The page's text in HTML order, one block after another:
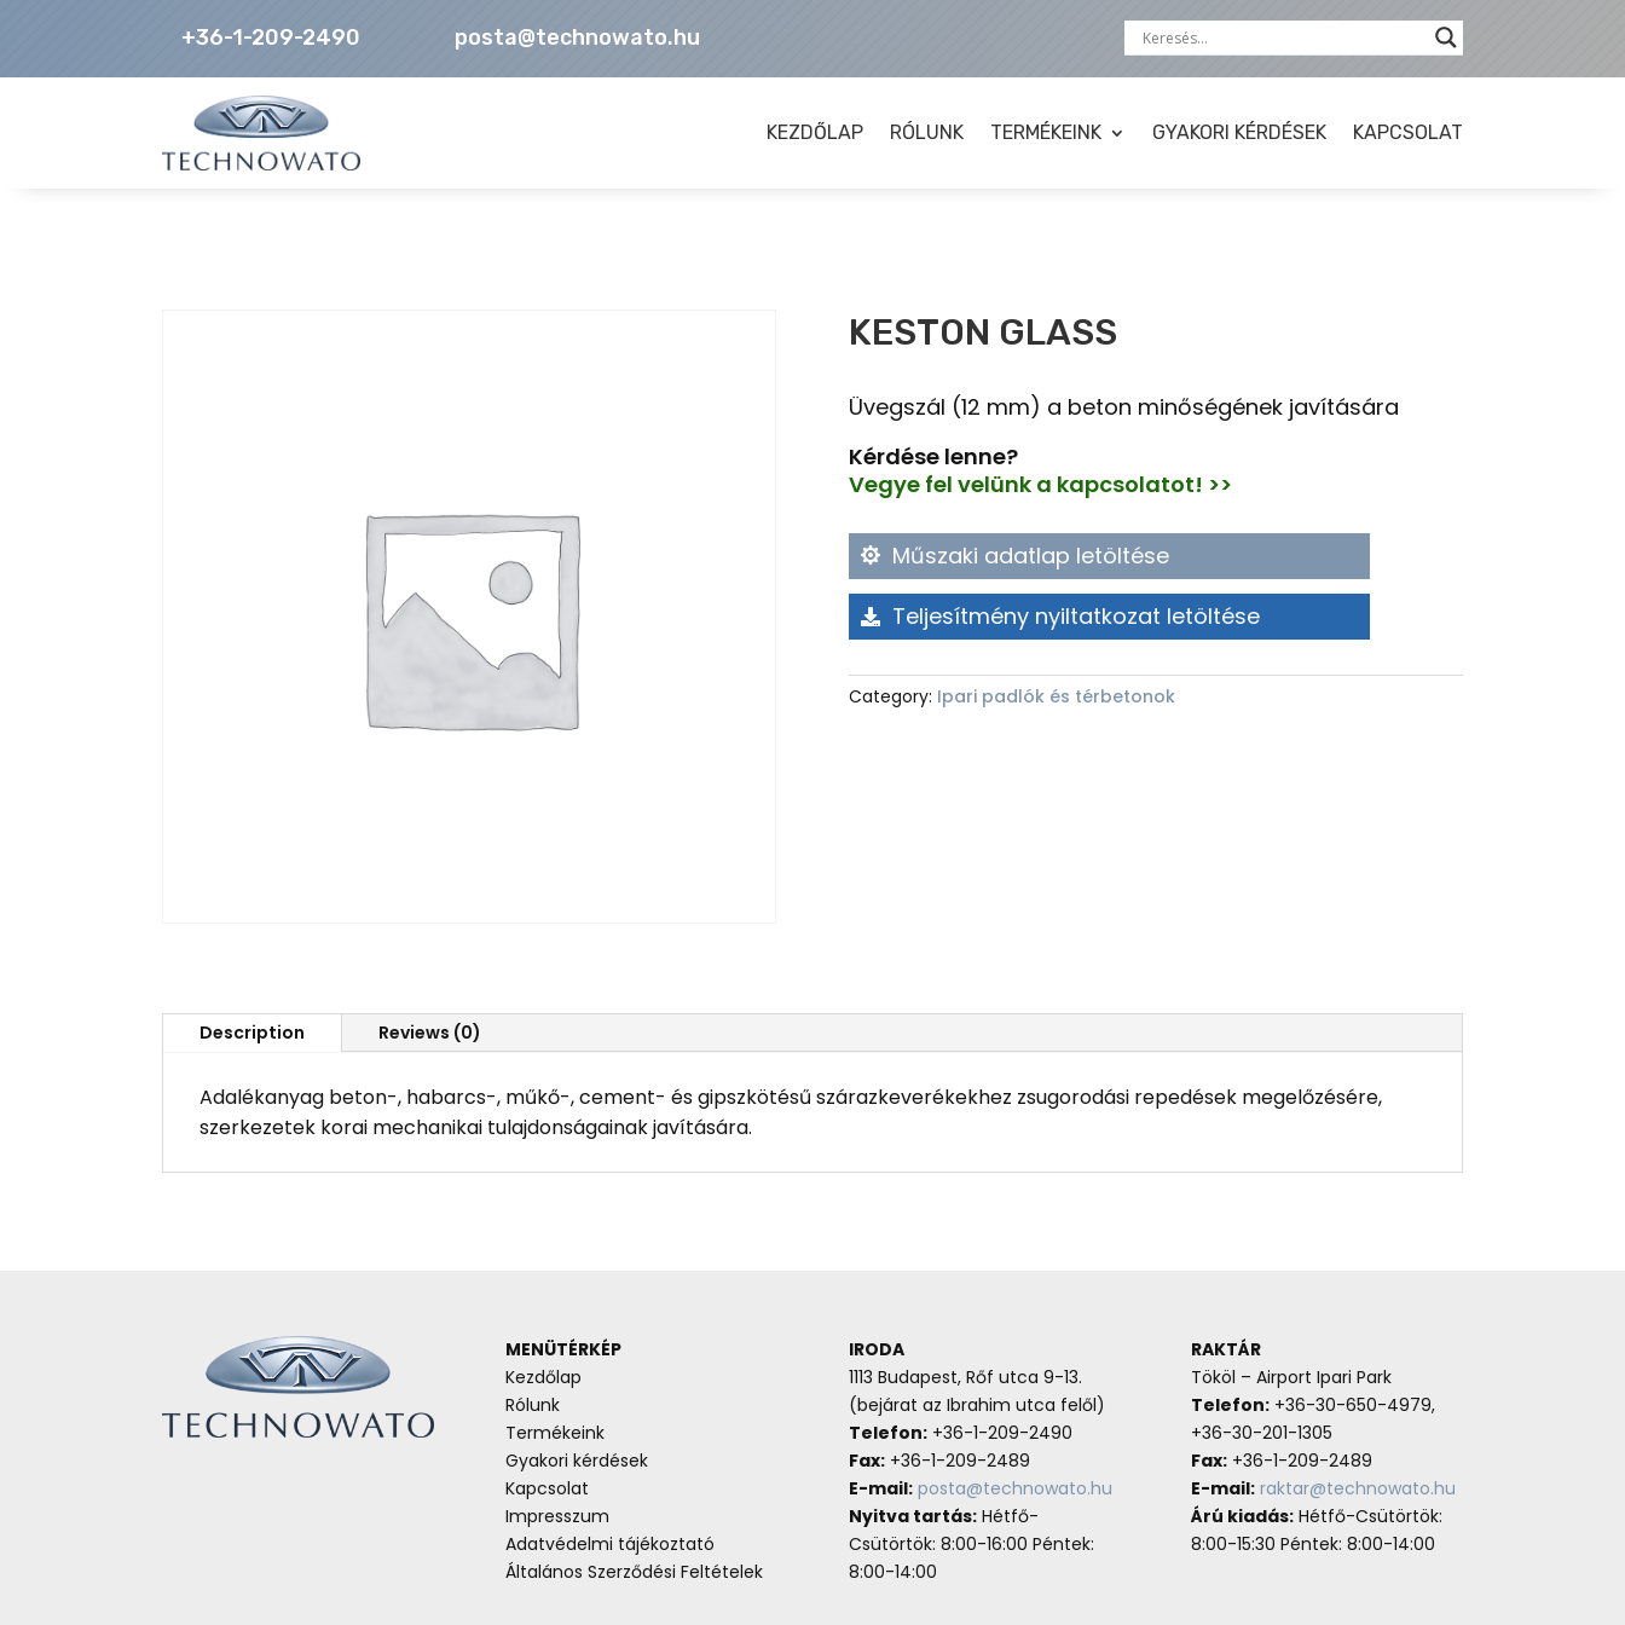
+36-1-209-2490 posta@technowato.hu
KEZDŐLAP RÓLUNK TERMÉKEINK GYAKORI KÉRDÉSEK KAPCSOLAT
KESTON GLASS
Üvegszál (12 mm) a beton minőségének javítására
Kérdése lenne?
Vegye fel velünk a kapcsolatot! >>
Műszaki adatlap letöltése
Teljesítmény nyiltatkozat letöltése
Category: Ipari padlók és térbetonok
Description Reviews (0)
Adalékanyag beton-, habarcs-, műkő-, cement- és gipszkötésű szárazkeverékekhez zsugorodási repedések megelőzésére,
szerkezetek korai mechanikai tulajdonságainak javítására.
MENÜTÉRKÉP
Kezdőlap
Rólunk
Termékeink
Gyakori kérdések
Kapcsolat
Impresszum
Adatvédelmi tájékoztató
Általános Szerződési Feltételek
IRODA
1113 Budapest, Rőf utca 9-13.
(bejárat az Ibrahim utca felől)
Telefon:+36-1-209-2490
Fax:+36-1-209-2489
E-mail: posta@technowato.hu
Nyitva tartás:Hétfő-
Csütörtök: 8:00-16:00 Péntek:
8:00-14:00
RAKTÁR
Tököl – Airport Ipari Park
Telefon: +36-30-650-4979,
+36-30-201-1305
Fax: +36-1-209-2489
E-mail: raktar@technowato.hu
Árú kiadás: Hétfő-Csütörtök:
8:00-15:30 Péntek: 8:00-14:00